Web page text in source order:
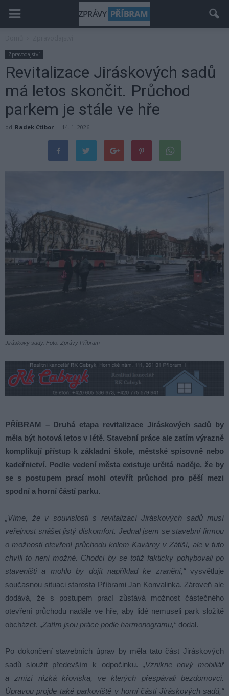
Zpravodajství
Revitalizace Jiráskových sadů
má letos skončit. Průchod
parkem je stále ve hře
od Radek Ctibor - 14. 1. 2026
Jiráskovy sady. Foto: Zprávy Příbram
PŘÍBRAM – Druhá etapa revitalizace Jiráskových sadů by
měla být hotová letos v létě. Stavební práce ale zatím výrazně
komplikují přístup k základní škole, městské spisovně nebo
kadeřnictví. Podle vedení města existuje určitá naděje, že by
se s postupem prací mohl otevřít průchod pro pěší mezi
spodní a horní částí parku.
„Víme, že v souvislosti s revitalizací Jiráskových sadů musí
veřejnost snášet jistý diskomfort. Jednal jsem se stavební firmou
o možnosti otevření průchodu kolem Kavárny v Zátiší, ale v tuto
chvíli to není možné. Chodci by se totiž fakticky pohybovali po
staveništi a mohlo by dojít například ke zranění,“vysvětluje
současnou situaci starosta Příbrami Jan Konvalinka. Zároveň ale
dodává, že s postupem prací zůstává možnost částečného
otevření průchodu nadále ve hře, aby lidé nemuseli park složitě
obcházet. „Zatím jsou práce podle harmonogramu,“ dodal.
Po dokončení stavebních úprav by měla tato část Jiráskových
sadů sloužit především k odpočinku. „Vznikne nový mobiliář
a zmizí nízká křoviska, ve kterých přespávali bezdomovci.
Úpravou projde také parkoviště v horní části Jiráskových sadů,“